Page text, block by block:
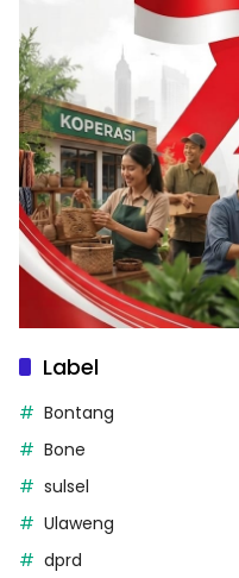
Label
Bontang
Bone
sulsel
Ulaweng
dprd